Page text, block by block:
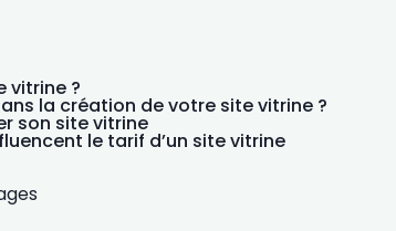
vitrine ?
la création de votre site vitrine ?
son site vitrine
le tarif d’un site vitrine